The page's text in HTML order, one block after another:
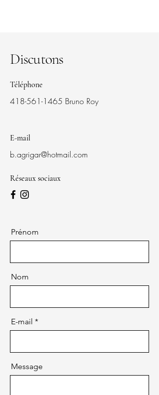
Discutons
Téléphone
418-561-1465 Bruno Roy
E-mail
b.agrigar@hotmail.com
Réseaux sociaux
Prénom
Nom
E-mail
Message